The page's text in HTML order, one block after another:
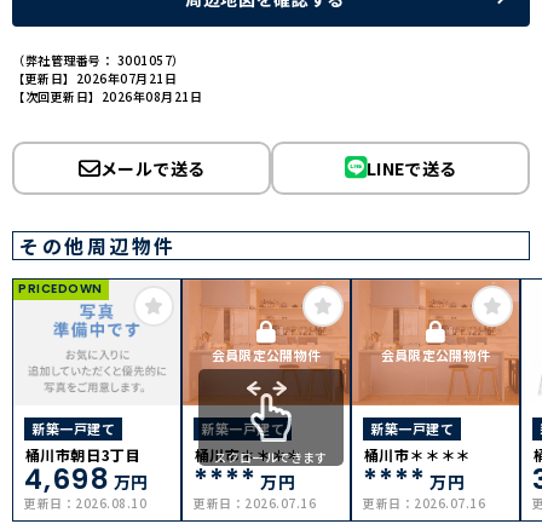
（弊社管理番号： 3001057）
【更新日】2026年07月21日
【次回更新日】2026年08月21日
メールで送る LINEで送る
その他周辺物件
PRICEDOWN
新築一戸建て
桶川市朝日3丁目
4,698 万円
更新日： 2026.08.10
会員限定公開物件
新築一戸建て
桶川市＊＊＊＊
****万円
更新日： 2026.07.16
会員限定公開物件
新築一戸建て
桶川市＊＊＊＊
**** 万円
更新日： 2026.07.16
スクロールできます